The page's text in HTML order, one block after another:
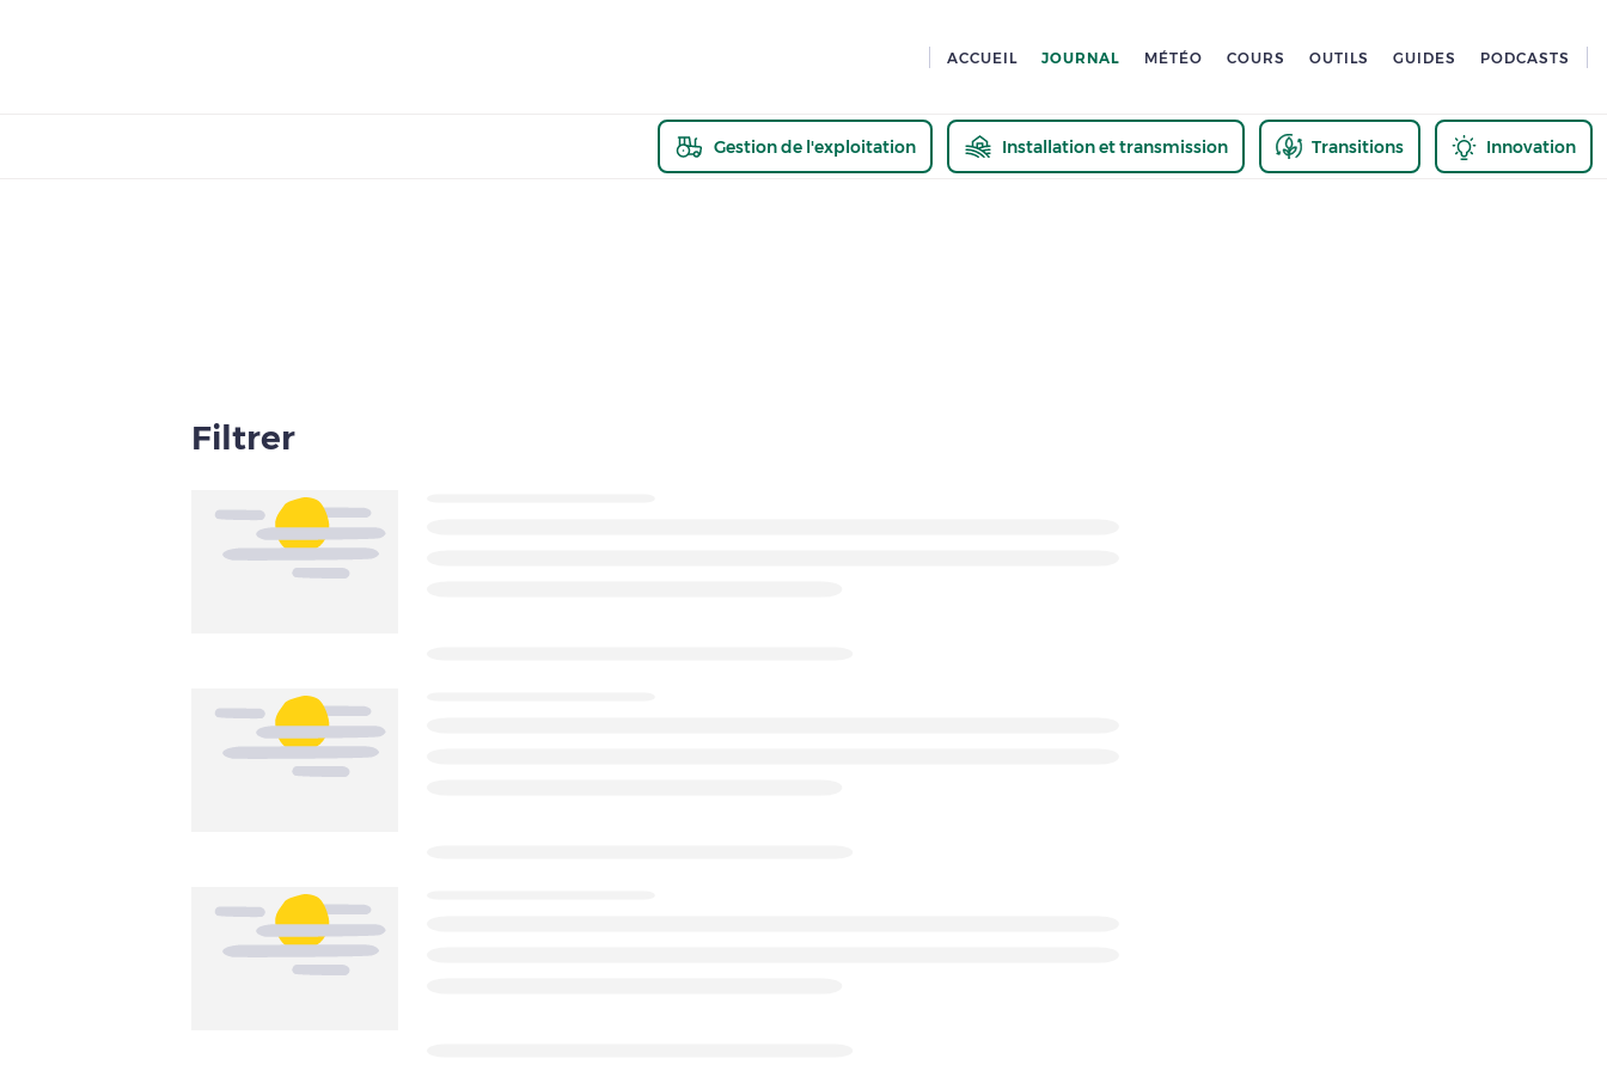
ACCUEIL JOURNAL MÉTÉO COURS OUTILS GUIDES PODCASTS
Gestion de l'exploitation Installation et transmission Transitions Innovation
Filtrer